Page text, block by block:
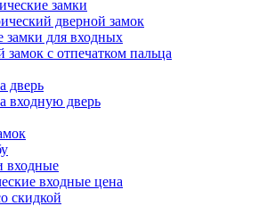
замки
дверной замок
замки для входных
замок с отпечатком пальца
дверь
входную дверь
входные
входные цена
скидкой